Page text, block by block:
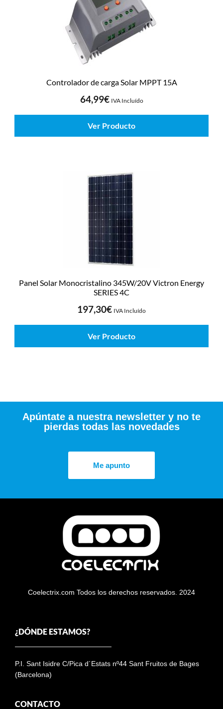
Controlador de carga Solar MPPT 15A
64,99€ IVA Incluído
Ver Producto
Panel Solar Monocristalino 345W/20V Victron Energy
SERIES 4C
197,30€ IVA Incluído
Ver Producto
Apúntate a nuestra newsletter y no te
pierdas todas las novedades
Me apunto
Coelectrix.com Todos los derechos reservados. 2024
¿DÓNDE ESTAMOS?
P.I. Sant Isidre C/Pica d´Estats nº44 Sant Fruitos de Bages
(Barcelona)
CONTACTO